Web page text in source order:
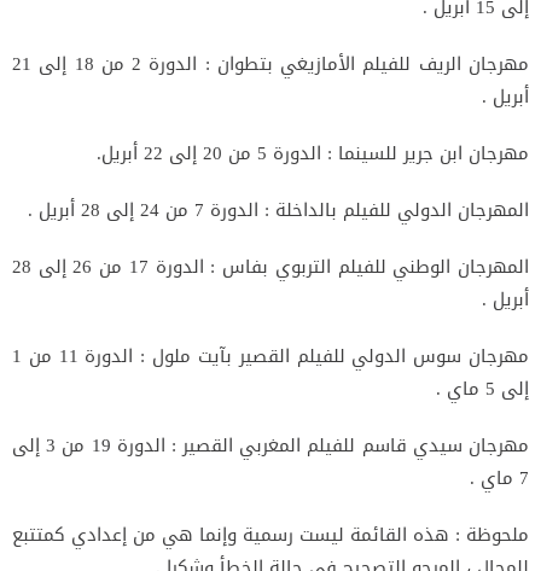
إلى 15 أبريل .
مهرجان الريف للفيلم الأمازيغي بتطوان : الدورة 2 من 18 إلى 21
أبريل .
مهرجان ابن جرير للسينما : الدورة 5 من 20 إلى 22 أبريل.
المهرجان الدولي للفيلم بالداخلة : الدورة 7 من 24 إلى 28 أبريل .
المهرجان الوطني للفيلم التربوي بفاس : الدورة 17 من 26 إلى 28
أبريل .
مهرجان سوس الدولي للفيلم القصير بآيت ملول : الدورة 11 من 1
إلى 5 ماي .
مهرجان سيدي قاسم للفيلم المغربي القصير : الدورة 19 من 3 إلى
7 ماي .
ملحوظة : هذه القائمة ليست رسمية وإنما هي من إعدادي كمتتبع